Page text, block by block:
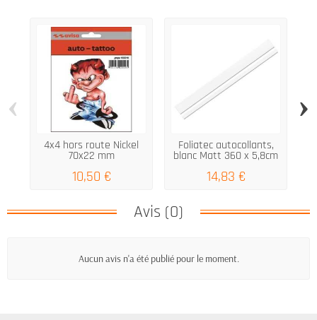
4x4 hors route Nickel
70x22 mm
10,50 €
Foliatec autocollants,
blanc Matt 360 x 5,8cm
14,83 €
‹ ›
Avis (0)
Aucun avis n'a été publié pour le moment.